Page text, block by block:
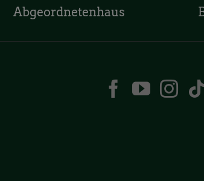
Abgeordnetenhaus